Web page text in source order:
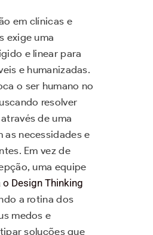
em clínicas e
exige uma
e linear para
e humanizadas.
o ser humano no
resolver
de uma
as necessidades e
Em vez de
uma equipe
Design Thinking
a rotina dos
medos e
soluções que